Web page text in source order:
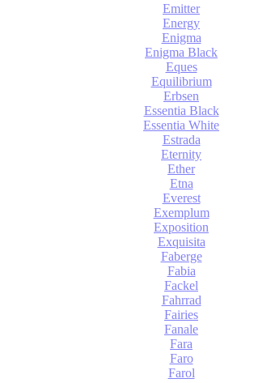
Emitter
Energy
Enigma
Enigma Black
Eques
Equilibrium
Erbsen
Essentia Black
Essentia White
Estrada
Eternity
Ether
Etna
Everest
Exemplum
Exposition
Exquisita
Faberge
Fabia
Fackel
Fahrrad
Fairies
Fanale
Fara
Faro
Farol